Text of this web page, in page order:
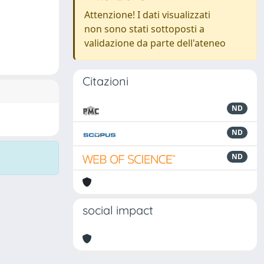
Attenzione! I dati visualizzati
non sono stati sottoposti a
validazione da parte dell'ateneo
Citazioni
ND
ND
ND
social impact